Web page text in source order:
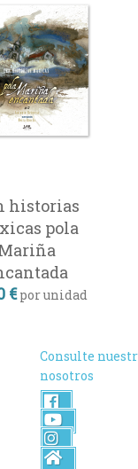
historias
pola
€ por unidad
Consulte
nosotros